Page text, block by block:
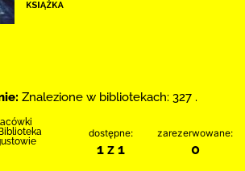
Znalezione w bibliotekach: 327 .
dostępne:
1 z 1
zarezerwowane:
0